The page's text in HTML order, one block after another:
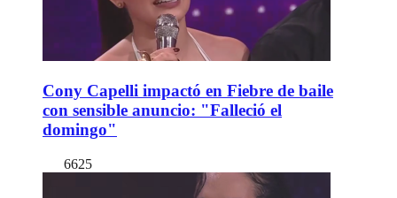
Cony Capelli impactó en Fiebre de baile
con sensible anuncio: "Falleció el
domingo"
6625